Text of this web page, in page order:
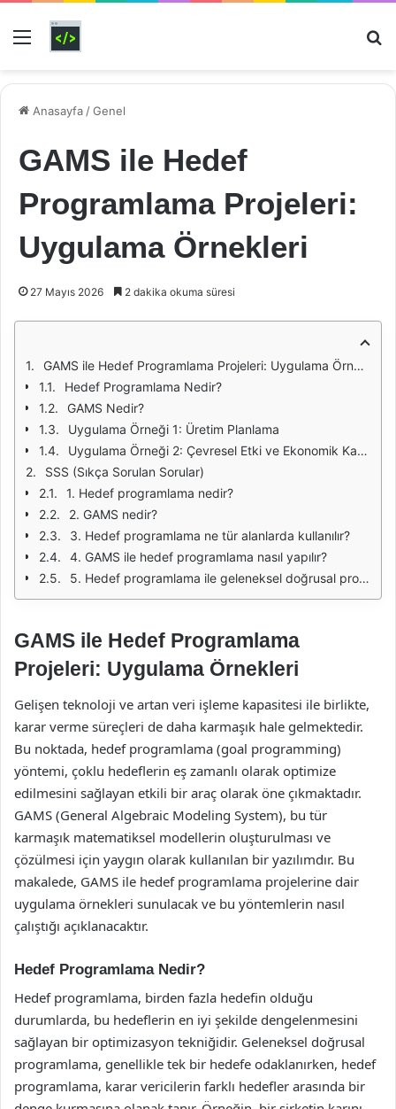
Menü
Anasayfa /Genel
GAMS ile Hedef
Programlama Projeleri:
Uygulama Örnekleri
27 Mayıs 2026 2 dakika okuma süresi
GAMS ile Hedef Programlama Projeleri: Uygulama Örnekleri
Hedef Programlama Nedir?
GAMS Nedir?
Uygulama Örneği 1: Üretim Planlama
Uygulama Örneği 2: Çevresel Etki ve Ekonomik Karar Verme
SSS (Sıkça Sorulan Sorular)
1. Hedef programlama nedir?
2. GAMS nedir?
3. Hedef programlama ne tür alanlarda kullanılır?
4. GAMS ile hedef programlama nasıl yapılır?
5. Hedef programlama ile geleneksel doğrusal programlama arasındaki fark nedir?
GAMS ile Hedef Programlama
Projeleri: Uygulama Örnekleri
Gelişen teknoloji ve artan veri işleme kapasitesi ile birlikte,
karar verme süreçleri de daha karmaşık hale gelmektedir.
Bu noktada, hedef programlama (goal programming)
yöntemi, çoklu hedeflerin eş zamanlı olarak optimize
edilmesini sağlayan etkili bir araç olarak öne çıkmaktadır.
GAMS (General Algebraic Modeling System), bu tür
karmaşık matematiksel modellerin oluşturulması ve
çözülmesi için yaygın olarak kullanılan bir yazılımdır. Bu
makalede, GAMS ile hedef programlama projelerine dair
uygulama örnekleri sunulacak ve bu yöntemlerin nasıl
çalıştığı açıklanacaktır.
Hedef Programlama Nedir?
Hedef programlama, birden fazla hedefin olduğu
durumlarda, bu hedeflerin en iyi şekilde dengelenmesini
sağlayan bir optimizasyon tekniğidir. Geleneksel doğrusal
programlama, genellikle tek bir hedefe odaklanırken, hedef
programlama, karar vericilerin farklı hedefler arasında bir